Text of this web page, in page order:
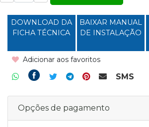
DOWNLOAD DA
FICHA TÉCNICA
BAIXAR MANUAL
DE INSTALAÇÃO
Adicionar aos favoritos
SMS
Opções de pagamento